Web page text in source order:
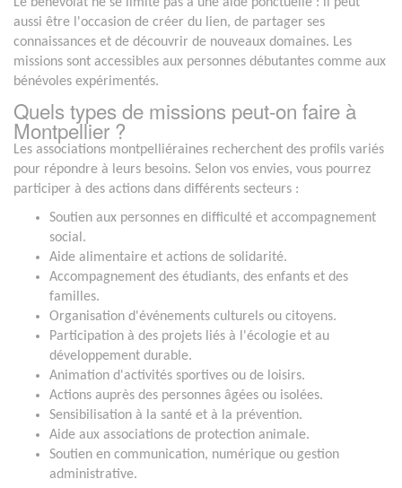
aussi être l'occasion de créer du lien, de partager ses
connaissances et de découvrir de nouveaux domaines. Les
missions sont accessibles aux personnes débutantes comme aux
bénévoles expérimentés.
Quels types de missions peut-on faire à
Montpellier ?
Les associations montpelliéraines recherchent des profils variés
pour répondre à leurs besoins. Selon vos envies, vous pourrez
participer à des actions dans différents secteurs :
Soutien aux personnes en difficulté et accompagnement
social.
Aide alimentaire et actions de solidarité.
Accompagnement des étudiants, des enfants et des
familles.
Organisation d'événements culturels ou citoyens.
Participation à des projets liés à l'écologie et au
développement durable.
Animation d'activités sportives ou de loisirs.
Actions auprès des personnes âgées ou isolées.
Sensibilisation à la santé et à la prévention.
Aide aux associations de protection animale.
Soutien en communication, numérique ou gestion
administrative.